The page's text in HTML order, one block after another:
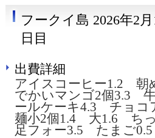
フークイ島 2026年2
日目
出費詳細
アイスコーヒー1.2 朝
でかいマンゴ2個3.3
ールケーキ4.3 チョ
麺小2個1.4 大1.6 ち
足フォー3.5 たまご0.5